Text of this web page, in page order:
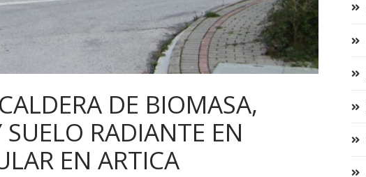
DE BIOMASA,
RADIANTE EN
EN ARTICA